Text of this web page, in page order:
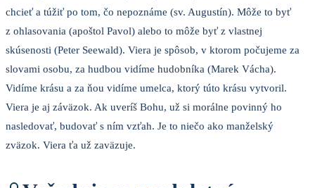
chcieť a túžiť po tom, čo nepoznáme (sv. Augustín). Môže to byť
z ohlasovania (apoštol Pavol) alebo to môže byť z vlastnej
skúsenosti (Peter Seewald). Viera je spôsob, v ktorom počujeme za
slovami osobu, za hudbou vidíme hudobníka (Marek Vácha).
Vidíme krásu a za ňou vidíme umelca, ktorý túto krásu vytvoril.
Viera je aj záväzok. Ak uveríš Bohu, už si morálne povinný ho
nasledovať, budovať s ním vzťah. Je to niečo ako manželský
zväzok. Viera ťa už zaväzuje.